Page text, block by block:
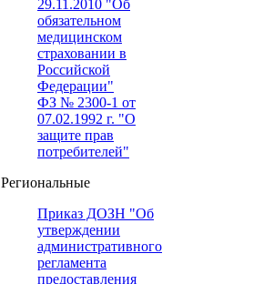
29.11.2010 "Об
обязательном
медицинском
страховании в
Российской
Федерации"
ФЗ № 2300-1 от
07.02.1992 г. "О
защите прав
потребителей"
Региональные
Приказ ДОЗН "Об
утверждении
административного
регламента
предоставления